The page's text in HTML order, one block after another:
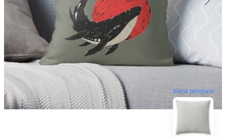
blank template